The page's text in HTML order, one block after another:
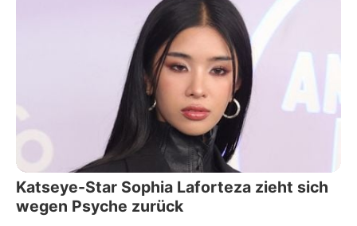
Katseye-Star Sophia Laforteza zieht sich
wegen Psyche zurück